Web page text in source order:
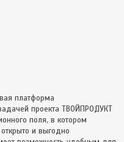
платформа
проекта ТВОЙПРОДУКТ
поля, в котором
и выгодно